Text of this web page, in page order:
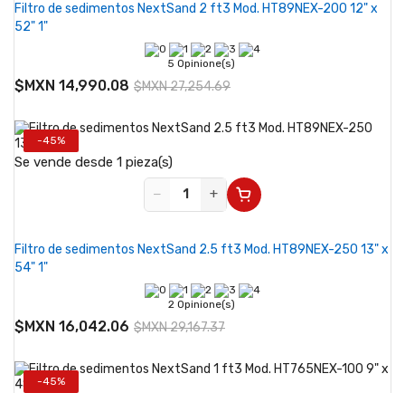
Filtro de sedimentos NextSand 2 ft3 Mod. HT89NEX-200 12" x
52" 1"
5 Opinione(s)
$MXN 14,990.08 $MXN 27,254.69
-45%
Se vende desde 1 pieza(s)
−
+
Filtro de sedimentos NextSand 2.5 ft3 Mod. HT89NEX-250 13" x
54" 1"
2 Opinione(s)
$MXN 16,042.06 $MXN 29,167.37
-45%